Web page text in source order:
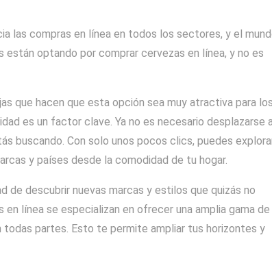
las compras en línea en todos los sectores, y el
están optando por comprar cervezas en línea, y no es
que hacen que esta opción sea muy atractiva para los
es un factor clave. Ya no es necesario desplazarse
buscando. Con solo unos pocos clics, puedes
y países desde la comodidad de tu hogar.
de descubrir nuevas marcas y estilos que quizás no
línea se especializan en ofrecer una amplia gama de
partes. Esto te permite ampliar tus horizontes y